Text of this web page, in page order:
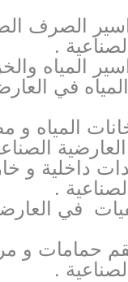
الصرف
.
المياه
في
المياه و
داخلية و
.
في
حمامات و
.